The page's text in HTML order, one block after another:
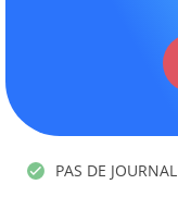
PAS DE JOURNAL